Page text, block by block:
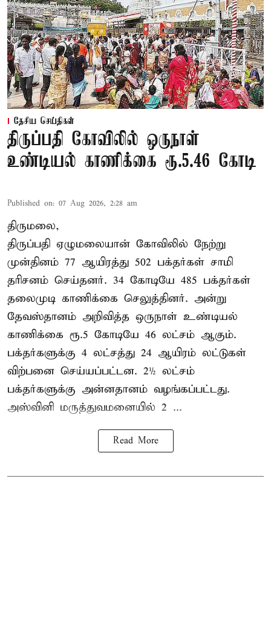
தேசிய செய்திகள்
திருப்பதி கோவிலில் ஒருநாள்
உண்டியல் காணிக்கை ரூ.5.46 கோடி
Published on: 07 Aug 2026, 2:28 am
திருமலை,
திருப்பதி ஏழுமலையான் கோவிலில் நேற்று
முன்தினம் 77 ஆயிரத்து 502 பக்தர்கள் சாமி
தரிசனம் செய்தனர். 34 கோடியே 485 பக்தர்கள்
தலைமுடி காணிக்கை செலுத்தினர். அன்று
தேவஸ்தானம் அறிவித்த ஒருநாள் உண்டியல்
காணிக்கை ரூ.5 கோடியே 46 லட்சம் ஆகும்.
பக்தர்களுக்கு 4 லட்சத்து 24 ஆயிரம் லட்டுகள்
விற்பனை செய்யப்பட்டன. 2½ லட்சம்
பக்தர்களுக்கு அன்னதானம் வழங்கப்பட்டது.
அஸ்வினி மருத்துவமனையில் 2 ...
Read More